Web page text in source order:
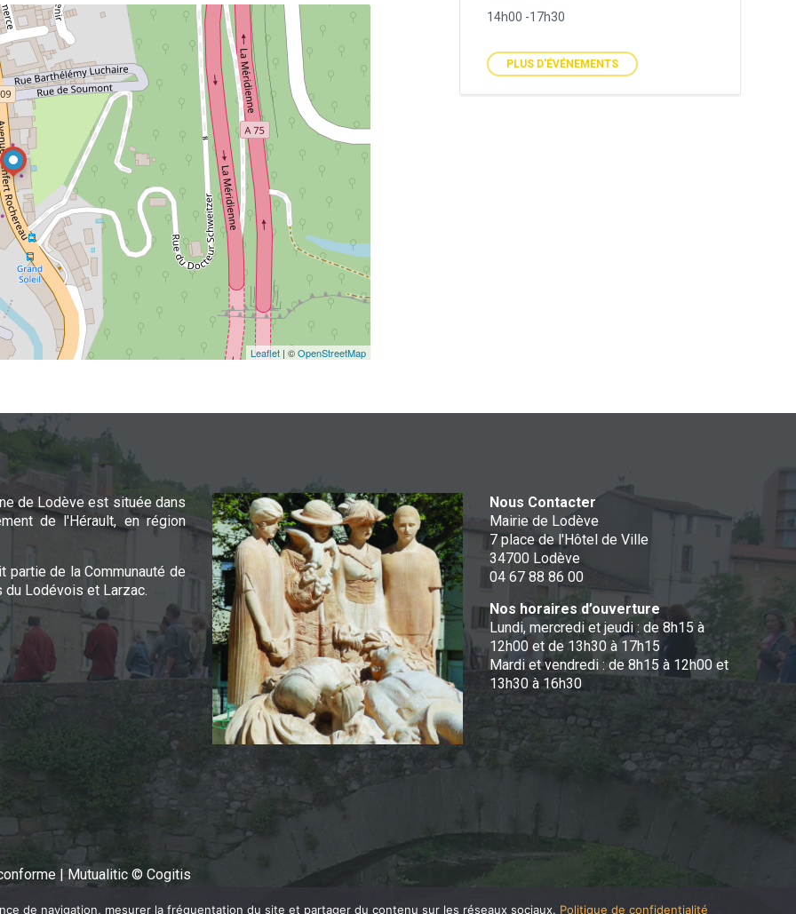
Leaflet | ©OpenStreetMap
14h00 -17h30
PLUS D'ÉVÉNEMENTS
de Lodève est située dans
de l'Hérault, en région
partie de la Communauté de
du Lodévois et Larzac.
Nous Contacter
Mairie de Lodève
7 place de l'Hôtel de Ville
34700 Lodève
04 67 88 86 00
Nos horaires d’ouverture
Lundi, mercredi et jeudi : de 8h15 à
12h00 et de 13h30 à 17h15
Mardi et vendredi : de 8h15 à 12h00 et
13h30 à 16h30
| Mutualitic © Cogitis
de navigation, mesurer la fréquentation du site et partager du contenu sur les réseaux sociaux. Politique de confidentialité